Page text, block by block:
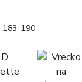
183-190